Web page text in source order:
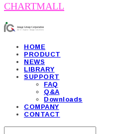
CHARTMALL
HOME
PRODUCT
NEWS
LIBRARY
SUPPORT
FAQ
Q&A
Downloads
COMPANY
CONTACT